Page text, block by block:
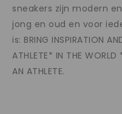
sneakers zijn modern
jong en oud en voor
is: BRING INSPIRATION
ATHLETE* IN THE
AN ATHLETE.